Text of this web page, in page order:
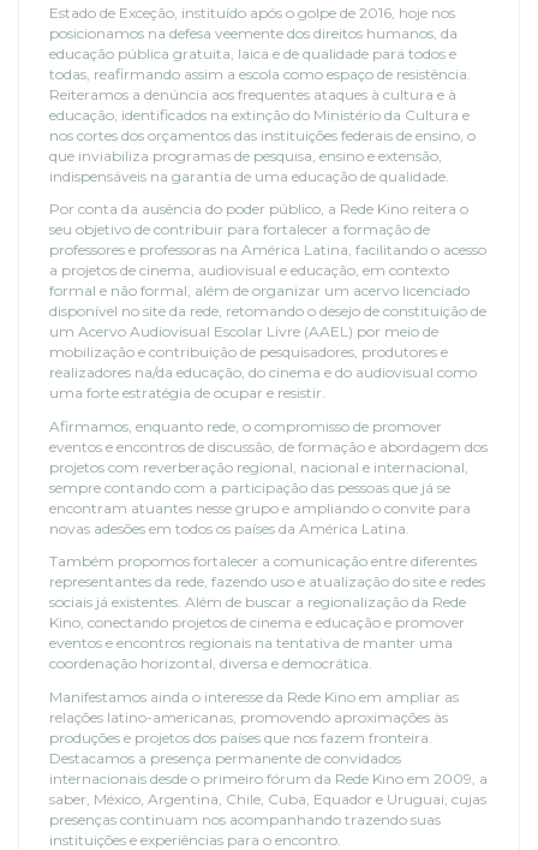
Estado de Exceção, instituído após o golpe de 2016, hoje nos
posicionamos na defesa veemente dos direitos humanos, da
educação pública gratuita, laica e de qualidade para todos e
todas, reafirmando assim a escola como espaço de resistência.
Reiteramos a denúncia aos frequentes ataques à cultura e à
educação, identificados na extinção do Ministério da Cultura e
nos cortes dos orçamentos das instituições federais de ensino, o
que inviabiliza programas de pesquisa, ensino e extensão,
indispensáveis na garantia de uma educação de qualidade.
Por conta da ausência do poder público, a Rede Kino reitera o
seu objetivo de contribuir para fortalecer a formação de
professores e professoras na América Latina, facilitando o acesso
a projetos de cinema, audiovisual e educação, em contexto
formal e não formal, além de organizar um acervo licenciado
disponível no site da rede, retomando o desejo de constituição de
um Acervo Audiovisual Escolar Livre (AAEL) por meio de
mobilização e contribuição de pesquisadores, produtores e
realizadores na/da educação, do cinema e do audiovisual como
uma forte estratégia de ocupar e resistir.
Afirmamos, enquanto rede, o compromisso de promover
eventos e encontros de discussão, de formação e abordagem dos
projetos com reverberação regional, nacional e internacional,
sempre contando com a participação das pessoas que já se
encontram atuantes nesse grupo e ampliando o convite para
novas adesões em todos os países da América Latina.
Também propomos fortalecer a comunicação entre diferentes
representantes da rede, fazendo uso e atualização do site e redes
sociais já existentes. Além de buscar a regionalização da Rede
Kino, conectando projetos de cinema e educação e promover
eventos e encontros regionais na tentativa de manter uma
coordenação horizontal, diversa e democrática.
Manifestamos ainda o interesse da Rede Kino em ampliar as
relações latino-americanas, promovendo aproximações às
produções e projetos dos países que nos fazem fronteira.
Destacamos a presença permanente de convidados
internacionais desde o primeiro fórum da Rede Kino em 2009, a
saber, México, Argentina, Chile, Cuba, Equador e Uruguai, cujas
presenças continuam nos acompanhando trazendo suas
instituições e experiências para o encontro.